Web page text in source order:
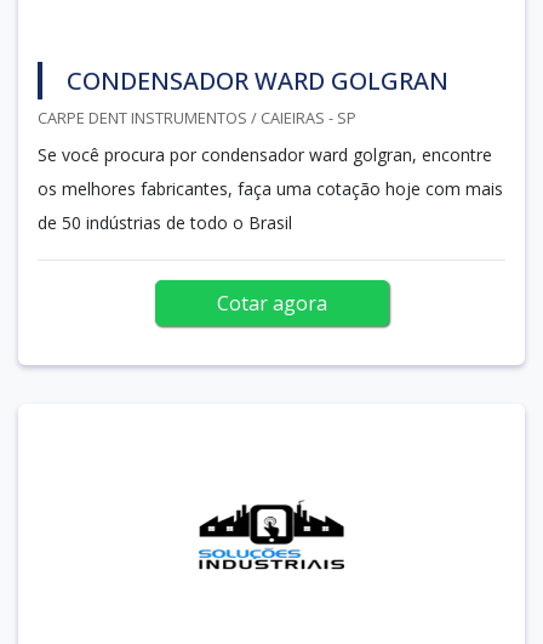
CONDENSADOR WARD GOLGRAN
CARPE DENT INSTRUMENTOS / CAIEIRAS - SP
Se você procura por condensador ward golgran, encontre
os melhores fabricantes, faça uma cotação hoje com mais
de 50 indústrias de todo o Brasil
Cotar agora